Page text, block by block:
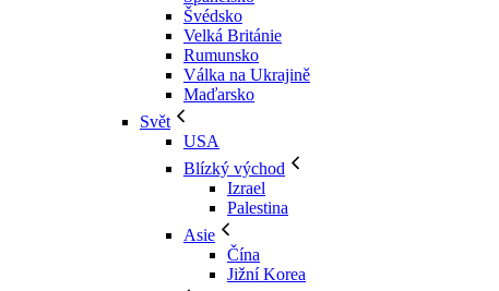
Švédsko
Velká Británie
Rumunsko
Válka na Ukrajině
Maďarsko
Svět
USA
Blízký východ
Izrael
Palestina
Asie
Čína
Jižní Korea